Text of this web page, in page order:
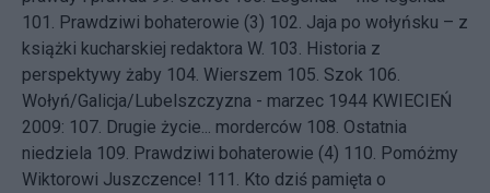
101.
Prawdziwi bohaterowie (3) 102. Jaja po wołyńsku – z
książki kucharskiej redaktora W. 103. Historia z
perspektywy żaby 104. Wierszem 105. Szok 106.
Wołyń/Galicja/Lubelszczyzna - marzec 1944 KWIECIEŃ
2009: 107. Drugie życie... morderców 108. Ostatnia
niedziela 109. Prawdziwi bohaterowie (4) 110. Pomóżmy
Wiktorowi Juszczence! 111.
Kto dziś pamięta o